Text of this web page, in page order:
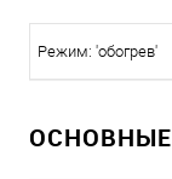
Режим: 'обогрев'